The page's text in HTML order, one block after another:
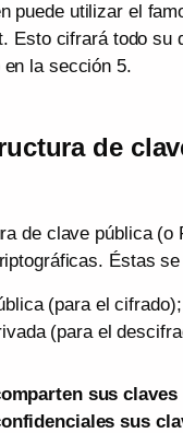
puede utilizar el
Esto cifrará todo su
la sección 5.
de
de clave pública (o
Éstas
(para el cifrado);
(para el
sus
sus